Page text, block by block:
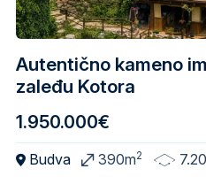
Autentično kameno
zaleđu Kotora
1.950.000€
Budva 390m2